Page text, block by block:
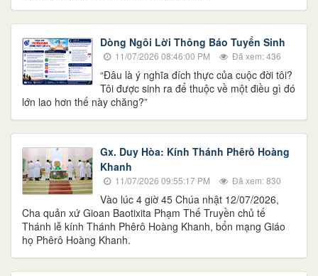
Dòng Ngôi Lời Thông Báo Tuyển Sinh
11/07/2026 08:46:00 PM Đã xem: 436
“Đâu là ý nghĩa đích thực của cuộc đời tôi?
Tôi được sinh ra để thuộc về một điều gì đó
lớn lao hơn thế này chăng?”
Gx. Duy Hòa: Kính Thánh Phêrô Hoàng
Khanh
11/07/2026 09:55:17 PM Đã xem: 830
Vào lúc 4 giờ 45 Chúa nhật 12/07/2026,
Cha quản xứ Gioan Baotixita Phạm Thế Truyền chủ tế
Thánh lễ kính Thánh Phêrô Hoàng Khanh, bổn mạng Giáo
họ Phêrô Hoàng Khanh.